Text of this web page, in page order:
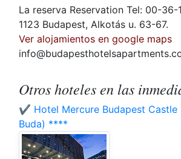
La reserva Reservation Tel: 00-36-
1123 Budapest, Alkotás u. 63-67.
Ver alojamientos en google maps
Otros hoteles en las
✔️ Hotel Mercure Budapest Castle
Buda) ****